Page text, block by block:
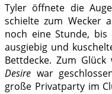
Tyler öffnete die
schielte zum Wecker
noch eine Stunde,
ausgiebig und
Bettdecke. Zum
Desire war
große Privatparty im